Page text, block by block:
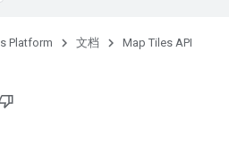
Platform 文档
Map Tiles API